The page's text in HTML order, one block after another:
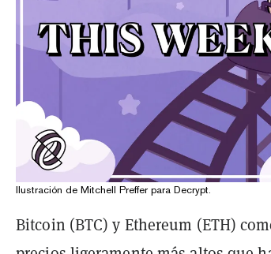
Ilustración de Mitchell Preffer para Decrypt.
Bitcoin (BTC) y Ethereum (ETH)